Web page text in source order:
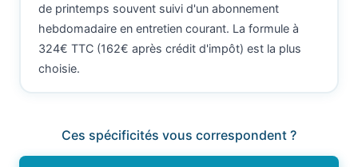
de printemps souvent suivi d'un abonnement
hebdomadaire en entretien courant. La formule à
324€ TTC (162€ après crédit d'impôt) est la plus
choisie.
Ces spécificités vous correspondent ?